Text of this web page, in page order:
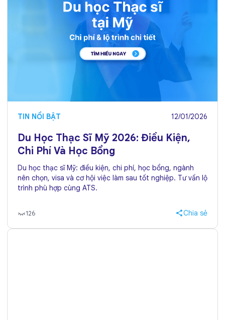
TIN NỔI BẬT 12/01/2026
Du Học Thạc Sĩ Mỹ 2026: Điều Kiện,
Chi Phí Và Học Bổng
Du học thạc sĩ Mỹ: điều kiện, chi phí, học bổng, ngành
nên chọn, visa và cơ hội việc làm sau tốt nghiệp. Tư vấn lộ
trình phù hợp cùng ATS.
126 Chia sẻ